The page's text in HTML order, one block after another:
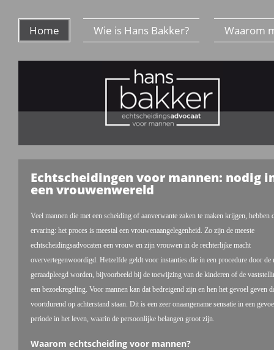
Home Wie is Hans Bakker? Waarom
Echtscheidingen voor mannen: nodig
een vrouwenwereld
Veel mannen die met een scheiding of aanverwante zaken te maken krijgen, hebben
ervaring: het proces is meestal een vrouwenaangelegenheid. Zo zijn de meeste
echtscheidingsadvocaten een vrouw en zijn vrouwen in de rechterlijke macht
oververtegenwoordigd. Hetzelfde geldt voor instanties die in een procedure door de
geraadpleegd worden, bijvoorbeeld bij de toewijzing van de kinderen of de
een bezoekregeling. Voor mannen kan dat bedreigend zijn en hen het gevoel geven
voortdurend op achterstand staan. Dit is een zeer onaangename sensatie in een
periode in het leven, waarin de persoonlijke belangen groot zijn.
Waarom echtscheiding voor mannen?